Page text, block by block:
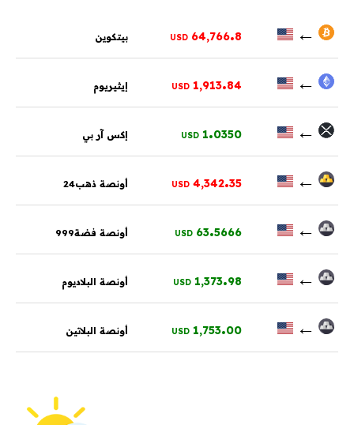
←
64,766.8
USD بيتكوين
←
1,913.84
USD إيثيريوم
←
1.0350
USD إكس آر بي
←
4,342.35
USD أونصة ذهب24
←
63.5666
USD أونصة فضة999
←
1,373.98
USD أونصة البلاديوم
←
1,753.00
USD أونصة البلاتين